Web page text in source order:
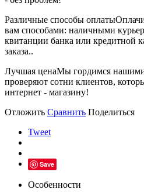
Различные способы оплаты
вам способами: наличными
квитанции банка или кредитной
заказа..
Лучшая ценаМы гордимся
проверяют сотни клиентов,
интернет - магазину!
Отложить Сравнить Поделиться
Tweet
Save
Особенности